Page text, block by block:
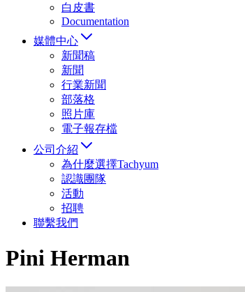
白皮書
Documentation
媒體中心
新聞稿
新聞
行業新聞
部落格
照片庫
電子報存檔
公司介紹
為什麼選擇Tachyum
認識團隊
活動
招聘
聯繫我們
Pini Herman